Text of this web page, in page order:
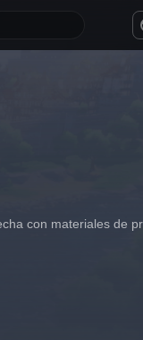
con materiales de